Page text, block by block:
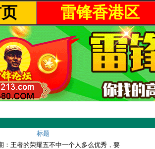
雷锋香港区
标题
：王者的荣耀五不中一个人多么优秀，要